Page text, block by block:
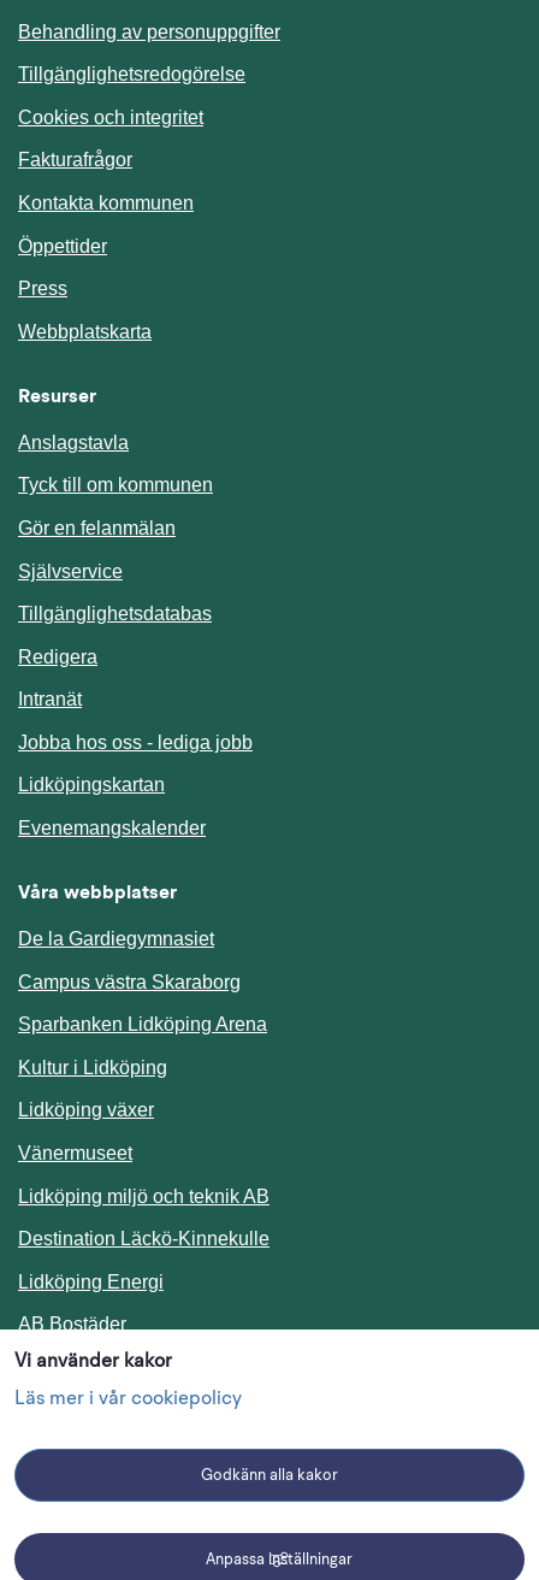
Vi använder kakor
Läs mer i vår cookiepolicy
Godkänn alla kakor
Anpassa inställningar
Behandling av personuppgifter
Tillgänglighetsredogörelse
Cookies och integritet
Fakturafrågor
Kontakta kommunen
Öppettider
Press
Webbplatskarta
Resurser
Anslagstavla
Tyck till om kommunen
Gör en felanmälan
SjälvserviceLänk till annan webbplats.
TillgänglighetsdatabasLänk till annan webbplats.
Redigera
IntranätLänk till annan webbplats.
Jobba hos oss - lediga jobb
Lidköpingskartan
EvenemangskalenderLänk till annan webbplats.
Våra webbplatser
De la Gardiegymnasiet
Campus västra Skaraborg
Sparbanken Lidköping Arena
Kultur i Lidköping
Lidköping växer
Vänermuseet
Lidköping miljö och teknik AB
Destination Läckö-KinnekulleLänk till annan webbplats.
Lidköping Energi
AB BostäderLänk till annan webbplats.
Följ oss i sociala medier
Linkedin